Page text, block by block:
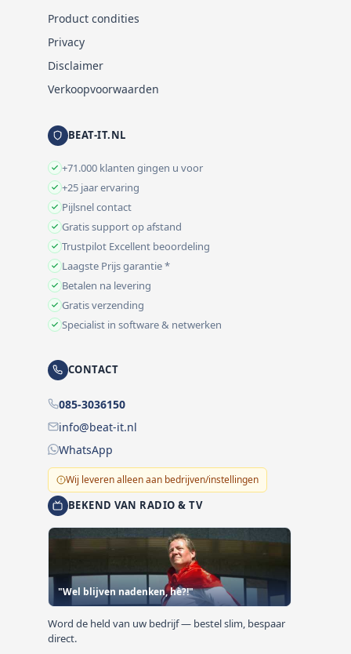
Product condities
Privacy
Disclaimer
Verkoopvoorwaarden
BEAT-IT.NL
+71.000 klanten gingen u voor
+25 jaar ervaring
Pijlsnel contact
Gratis support op afstand
Trustpilot Excellent beoordeling
Laagste Prijs garantie *
Betalen na levering
Gratis verzending
Specialist in software & netwerken
CONTACT
085-3036150
info@beat-it.nl
WhatsApp
Wij leveren alleen aan bedrijven/instellingen
BEKEND VAN RADIO & TV
"Wel blijven nadenken, hè?!"
Word de held van uw bedrijf — bestel slim, bespaar
direct.